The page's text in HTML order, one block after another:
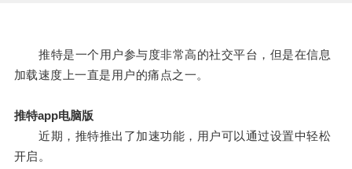
推特是一个用户参与度非常高的社交平台，但是在信息
加载速度上一直是用户的痛点之一。
推特app电脑版
近期，推特推出了加速功能，用户可以通过设置中轻松
开启。